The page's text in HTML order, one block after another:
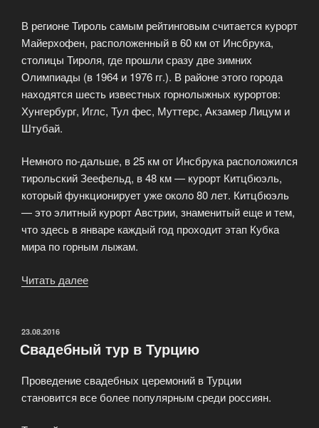
В регионе Тироль самым рейтинговым считается курорт
Майерхофен, расположенный в 60 км от Инсбрука,
столицы Тироля, где прошли сразу две зимних
Олимпиады (в 1964 и 1976 гг.). В районе этого города
находятся шесть известных горнолыжных курортов:
Хунгербург, Иглс, Тул фес, Муттерс, Акзамер Лицум и
Штубай.
Немного по-дальше, в 25 км от Инсбрука расположился
тирольский Зеефельд, в 48 км — курорт Китцбюэль,
который функционирует уже около 80 лет. Китцбюэль
— это элитный курорт Австрии, знаменитый еще и тем,
что здесь в январе каждый год проходит этап Кубка
мира по горным лыжам.
Читать далее
ОПУБЛИКОВАНО
23.08.2016
Свадебный тур в Турцию
Проведение свадебных церемоний в Турции
становится все более популярным среди россиян.